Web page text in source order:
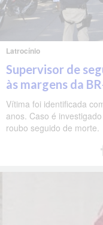
Latrocínio
Supervisor de
às margens da
Vítima foi identificada
anos. Caso é
roubo seguido de morte.